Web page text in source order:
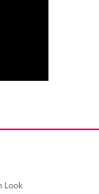
Look